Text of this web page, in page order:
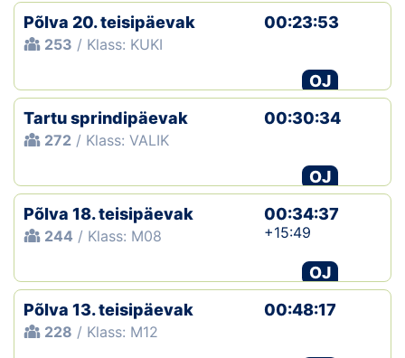
Põlva 20. teisipäevak
253 / Klass: KUKI
00:23:53
OJ
Tartu sprindipäevak
272 / Klass: VALIK
00:30:34
OJ
Põlva 18. teisipäevak
244 / Klass: M08
00:34:37
+15:49
OJ
Põlva 13. teisipäevak
228 / Klass: M12
00:48:17